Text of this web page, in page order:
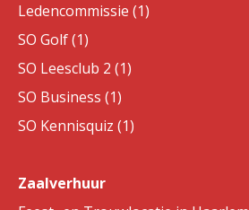
Ledencommissie (1)
SO Golf (1)
SO Leesclub 2 (1)
SO Business (1)
SO Kennisquiz (1)
Zaalverhuur